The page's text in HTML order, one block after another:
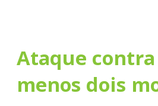
Ataque
menos dois